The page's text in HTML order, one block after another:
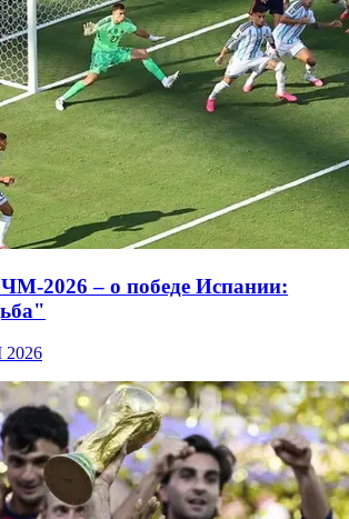
2026 – о победе Испании: